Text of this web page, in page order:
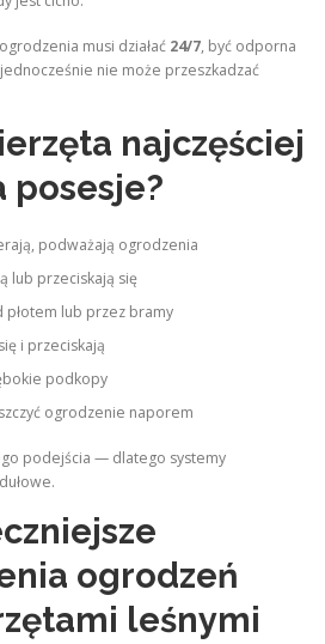
musi działać 24/7, być odporna
nie może przeszkadzać
najczęściej
posesje?
podważają ogrodzenia
lub przeciskają się
lub przez bramy
i przeciskają
podkopy
ogrodzenie naporem
podejścia — dlatego systemy
ogrodzeń
leśnymi